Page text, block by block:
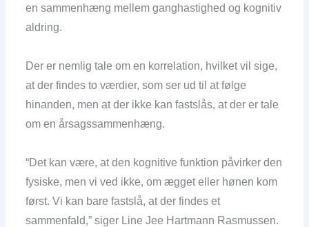
en sammenhæng mellem ganghastighed og kognitiv
aldring.
Der er nemlig tale om en korrelation, hvilket vil sige,
at der findes to værdier, som ser ud til at følge
hinanden, men at der ikke kan fastslås, at der er tale
om en årsagssammenhæng.
“Det kan være, at den kognitive funktion påvirker den
fysiske, men vi ved ikke, om ægget eller hønen kom
først. Vi kan bare fastslå, at der findes et
sammenfald,” siger Line Jee Hartmann Rasmussen.